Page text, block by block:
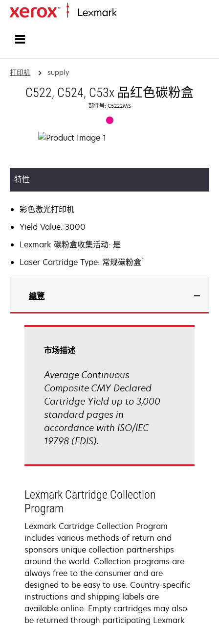
打印机 supply
C522, C524, C53x 品红色碳粉盒
部件号: C5222MS
特性
彩色激光打印机
Yield Value: 3000
Lexmark 碳粉盒收集活动: 是
Laser Cartridge Type: 常规碳粉盒†
總覽
市场描述
Average Continuous
Composite CMY Declared
Cartridge Yield up to 3,000
standard pages in
accordance with ISO/IEC
19798 (FDIS).
Lexmark Cartridge Collection
Program
Lexmark Cartridge Collection Program
includes various methods of return and
sponsors unique collection partnerships
around the world. Collection programs are
always free to the consumer and are
designed to be easy to use. Country-specific
instructions and shipping labels are
available online. Empty cartridges may also
be returned through participating Lexmark